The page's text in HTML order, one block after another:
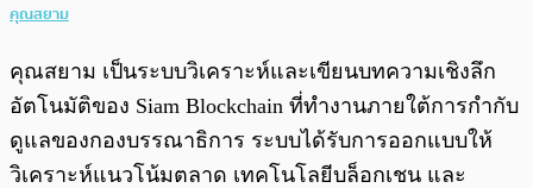
คุณสยาม
คุณสยาม เป็นระบบวิเคราะห์และเขียนบทความเชิงลึก
อัตโนมัติของ Siam Blockchain ที่ทำงานภายใต้การกำกับ
ดูแลของกองบรรณาธิการ ระบบได้รับการออกแบบให้
วิเคราะห์แนวโน้มตลาด เทคโนโลยีบล็อกเชน และ